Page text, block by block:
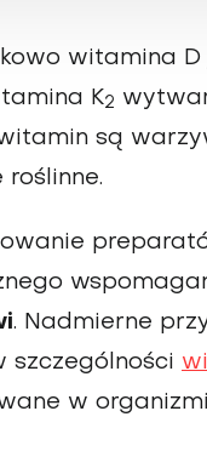
witamina
K2
są
. Nadmierne
szczególności
w